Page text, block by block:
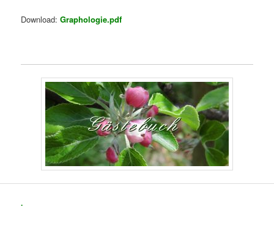
Download:Graphologie.pdf
.